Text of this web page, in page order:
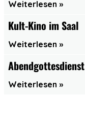
Weiterlesen
Kult-Kino im Saal
Weiterlesen
Abendgottesdienst
Weiterlesen